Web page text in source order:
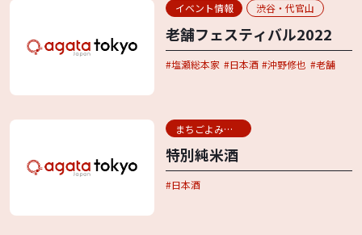
イベント情報 渋谷・代官山
老舗フェスティバル2022
塩瀬総本家 日本酒 沖野修也 老舗
まちごよみ用語辞典
特別純米酒
日本酒